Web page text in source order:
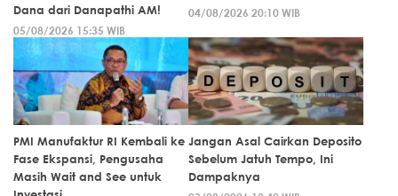
Dana dari Danapathi AM!
05/08/2026 15:35 WIB
04/08/2026 20:10 WIB
PMI Manufaktur RI Kembali ke
Fase Ekspansi, Pengusaha
Masih Wait and See untuk
Jangan Asal Cairkan Deposito
Sebelum Jatuh Tempo, Ini
Dampaknya